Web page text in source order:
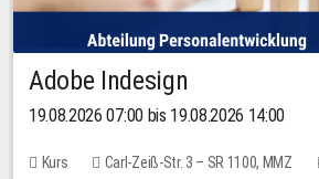
Adobe Indesign
19.08.2026 07:00 bis 19.08.2026 14:00
Kurs Carl-Zeiß-Str. 3 – SR 1100, MMZ